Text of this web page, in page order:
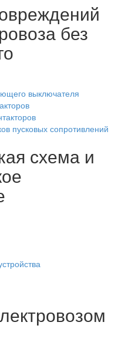
без
выключателя
пусковых сопротивлений
схема и